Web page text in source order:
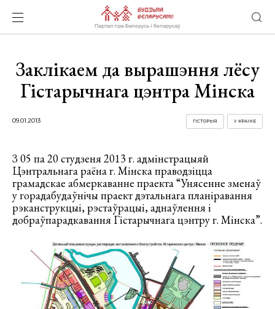
Заклікаем да вырашэння лёсу
Гістарычнага цэнтра Мінска
09.01.2013 У КРАІНЕ
ГІСТОРЫЯ
З 05 па 20 студзеня 2013 г. адмінстрацыяй
Цэнтральнага раёна г. Мінска праводзіцца
грамадскае абмеркаванне праекта “Унясенне зменаў
у горадабудаўнічы праект дэтальнага планіравання
рэканструкцыі, рэстаўрацыі, аднаўлення і
добраўпарадкавання Гістарычнага цэнтру г. Мінска”.